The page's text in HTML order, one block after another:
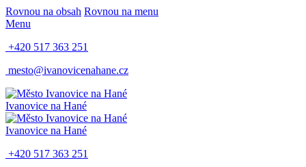
Rovnou na obsah Rovnou na menu
Menu
+420 517 363 251
mesto@ivanovicenahane.cz
Ivanovice na Hané
Ivanovice na Hané
+420 517 363 251